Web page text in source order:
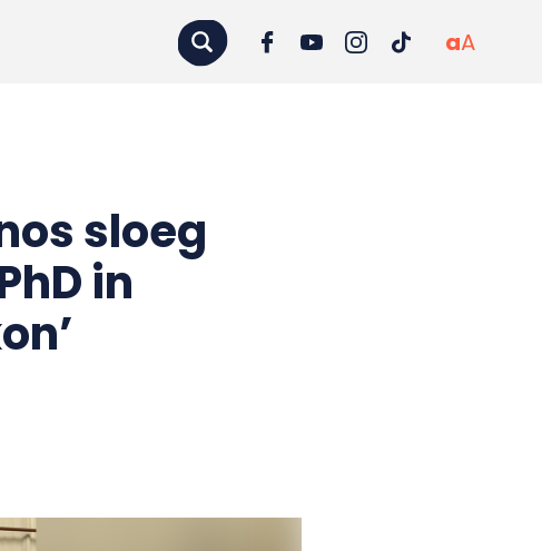
aA
sloeg
in